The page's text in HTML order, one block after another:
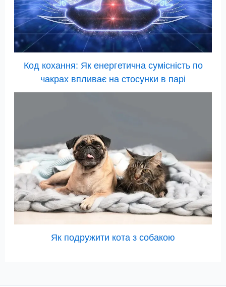
Код кохання: Як енергетична сумісність по
чакрах впливає на стосунки в парі
Як подружити кота з собакою